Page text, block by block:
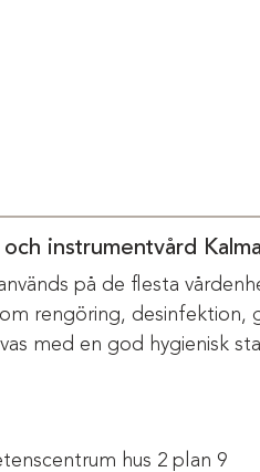
instrumentvård
på de flesta
rengöring, desinfektion,
med en god hygienisk
hus 2 plan 9